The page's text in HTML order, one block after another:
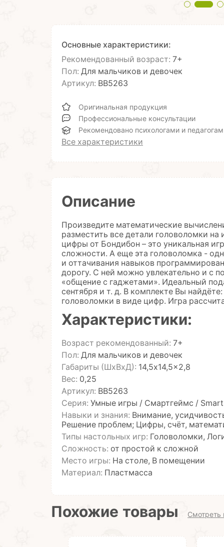
Основные характеристики:
Рекомендованный возраст: 7+
Пол: Для мальчиков и девочек
Артикул: ВВ5263
Оригинальная продукция
Профессиональные консультации
Рекомендовано психологами и
Все характеристики
Описание
Произведите математические
разместить все детали головоломки
цифры от Бондибон – это уникальная
сложности. А еще эта головоломка -
и оттачивания навыков
дорогу. С ней можно увлекательно и с
«общение с гаджетами». Идеальный
сентября и т. д. В комплекте Вы
головоломки в виде цифр. Игра
Характеристики:
Возраст рекомендованный: 7+
Пол: Для мальчиков и девочек
Габариты (ШхВхД): 14,5x14,5x2,8
Вес: 0,25
Артикул: ВВ5263
Серия: Умные игры / Смартгеймс /
Навыки и знания: Внимание,
Решение проблем; Цифры, счёт,
Типы настольных игр: Головоломки,
Сложность: от простой к сложной
Место игры: На столе, В помещении
Материал: Пластмасса
Похожие товары Смотреть